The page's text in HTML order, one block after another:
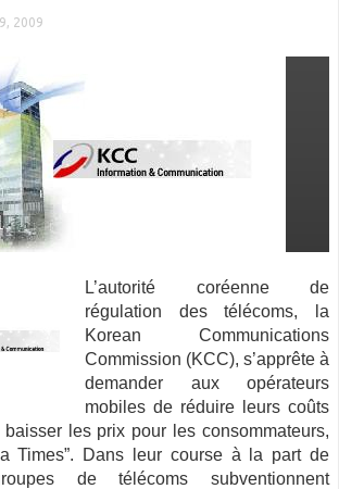
2009
L’autorité coréenne de
régulation des télécoms, la
Korean Communications
Commission (KCC), s’apprête à
demander aux opérateurs
mobiles de réduire leurs coûts
les prix pour les consommateurs,
Times”.
Dans leur course à la part de
de télécoms subventionnent